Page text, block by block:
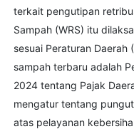
terkait pengutipan
Sampah (WRS) itu
sesuai Peraturan
sampah terbaru adalah
2024 tentang Pajak
mengatur tentang
atas pelayanan